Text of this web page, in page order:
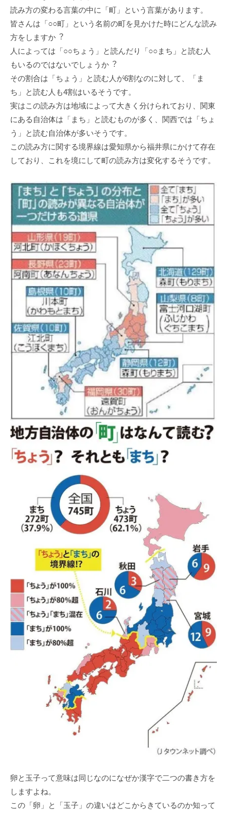
読み⽅の変わる⾔葉の中に「町」という⾔葉があります。
皆さんは「○○町」という名前の町を⾒かけた時にどんな読み
⽅をしますか︖
⼈によっては「○○ちょう」と読んだり「○○まち」と読む⼈
もいるのではないでしょうか︖
その割合は「ちょう」と読む⼈が6割なのに対して、「ま
ち」と読む⼈も4割はいるそうです。
実はこの読み⽅は地域によって⼤きく分けられており、関東
にある⾃治体は「まち」と読むものが多く、関⻄では「ちょ
う」と読む⾃治体が多いそうです。
この読み⽅に関する境界線は愛知県から福井県にかけて存在
しており、これを境にして町の読み⽅は変化するそうです。
卵と⽟⼦って意味は同じなのになぜか漢字で⼆つの書き⽅を
しますよね。
この「卵」と「⽟⼦」の違いはどこからきているのか知って